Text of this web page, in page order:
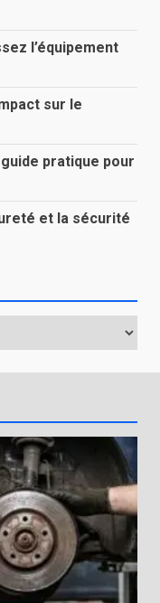
l’équipement
sur le
pratique pour
et la sécurité